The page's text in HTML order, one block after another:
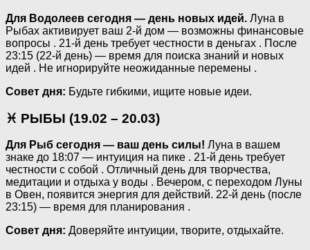
Для Водолеев сегодня — день новых идей. Луна в
Рыбах активирует ваш 2-й дом — возможны финансовые
вопросы . 21-й день требует честности в деньгах . После
23:15 (22-й день) — время для поиска знаний и новых
идей . Не игнорируйте неожиданные перемены .
Совет дня: Будьте гибкими, ищите новые идеи.
♓ РЫБЫ (19.02 – 20.03)
Для Рыб сегодня — ваш день силы! Луна в вашем
знаке до 18:07 — интуиция на пике . 21-й день требует
честности с собой . Отличный день для творчества,
медитации и отдыха у воды . Вечером, с переходом Луны
в Овен, появится энергия для действий. 22-й день (после
23:15) — время для планирования .
Совет дня: Доверяйте интуиции, творите, отдыхайте.